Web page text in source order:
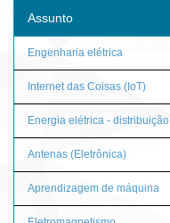
Assunto
Engenharia elétrica
Internet das Coisas (IoT)
Energia elétrica - distribuição
Antenas (Eletrônica)
Aprendizagem de máquina